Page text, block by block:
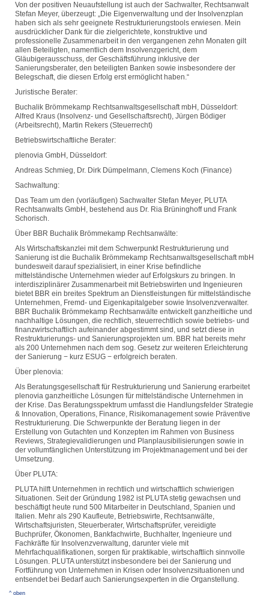
Von der positiven Neuaufstellung ist auch der Sachwalter, Rechtsanwalt
Stefan Meyer, überzeugt: „Die Eigenverwaltung und der Insolvenzplan
haben sich als sehr geeignete Restrukturierungstools erwiesen. Mein
ausdrücklicher Dank für die zielgerichtete, konstruktive und
professionelle Zusammenarbeit in den vergangenen zehn Monaten gilt
allen Beteiligten, namentlich dem Insolvenzgericht, dem
Gläubigerausschuss, der Geschäftsführung inklusive der
Sanierungsberater, den beteiligten Banken sowie insbesondere der
Belegschaft, die diesen Erfolg erst ermöglicht haben.“
Juristische Berater:
Buchalik Brömmekamp Rechtsanwaltsgesellschaft mbH, Düsseldorf:
Alfred Kraus (Insolvenz- und Gesellschaftsrecht), Jürgen Bödiger
(Arbeitsrecht), Martin Rekers (Steuerrecht)
Betriebswirtschaftliche Berater:
plenovia GmbH, Düsseldorf:
Andreas Schmieg, Dr. Dirk Dümpelmann, Clemens Koch (Finance)
Sachwaltung:
Das Team um den (vorläufigen) Sachwalter Stefan Meyer, PLUTA
Rechtsanwalts GmbH, bestehend aus Dr. Ria Brüninghoff und Frank
Schorisch.
Über BBR Buchalik Brömmekamp Rechtsanwälte:
Als Wirtschaftskanzlei mit dem Schwerpunkt Restrukturierung und
Sanierung ist die Buchalik Brömmekamp Rechtsanwaltsgesellschaft mbH
bundesweit darauf spezialisiert, in einer Krise befindliche
mittelständische Unternehmen wieder auf Erfolgskurs zu bringen. In
interdisziplinärer Zusammenarbeit mit Betriebswirten und Ingenieuren
bietet BBR ein breites Spektrum an Dienstleistungen für mittelständische
Unternehmen, Fremd- und Eigenkapitalgeber sowie Insolvenzverwalter.
BBR Buchalik Brömmekamp Rechtsanwälte entwickelt ganzheitliche und
nachhaltige Lösungen, die rechtlich, steuerrechtlich sowie betriebs- und
finanzwirtschaftlich aufeinander abgestimmt sind, und setzt diese in
Restrukturierungs- und Sanierungsprojekten um. BBR hat bereits mehr
als 200 Unternehmen nach dem sog. Gesetz zur weiteren Erleichterung
der Sanierung − kurz ESUG − erfolgreich beraten.
Über plenovia:
Als Beratungsgesellschaft für Restrukturierung und Sanierung erarbeitet
plenovia ganzheitliche Lösungen für mittelständische Unternehmen in
der Krise. Das Beratungsspektrum umfasst die Handlungsfelder Strategie
& Innovation, Operations, Finance, Risikomanagement sowie Präventive
Restrukturierung. Die Schwerpunkte der Beratung liegen in der
Erstellung von Gutachten und Konzepten im Rahmen von Business
Reviews, Strategievalidierungen und Planplausibilisierungen sowie in
der vollumfänglichen Unterstützung im Projektmanagement und bei der
Umsetzung.
Über PLUTA:
PLUTA hilft Unternehmen in rechtlich und wirtschaftlich schwierigen
Situationen. Seit der Gründung 1982 ist PLUTA stetig gewachsen und
beschäftigt heute rund 500 Mitarbeiter in Deutschland, Spanien und
Italien. Mehr als 290 Kaufleute, Betriebswirte, Rechtsanwälte,
Wirtschaftsjuristen, Steuerberater, Wirtschaftsprüfer, vereidigte
Buchprüfer, Ökonomen, Bankfachwirte, Buchhalter, Ingenieure und
Fachkräfte für Insolvenzverwaltung, darunter viele mit
Mehrfachqualifikationen, sorgen für praktikable, wirtschaftlich sinnvolle
Lösungen. PLUTA unterstützt insbesondere bei der Sanierung und
Fortführung von Unternehmen in Krisen oder Insolvenzsituationen und
entsendet bei Bedarf auch Sanierungsexperten in die Organstellung.
^ oben